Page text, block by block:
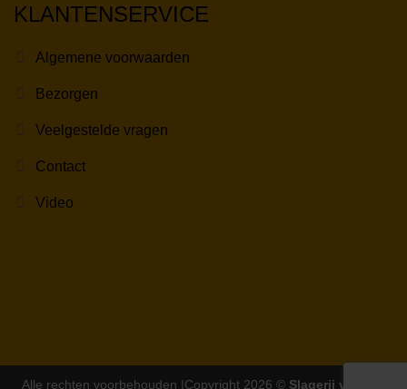
KLANTENSERVICE
Algemene voorwaarden
Bezorgen
Veelgestelde vragen
Contact
Video
Alle rechten voorbehouden |Copyright 2026 © Slagerij van der